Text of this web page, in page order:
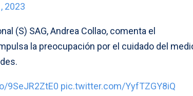
2023
(S) SAG, Andrea Collao, comenta el
la preocupación por el cuidado del
9SeJR2ZtE0 pic.twitter.com/YyfTZGY8iQ